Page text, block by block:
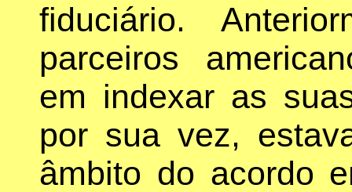
fiduciário.
parceiros
em indexar as
por sua vez,
âmbito do acordo